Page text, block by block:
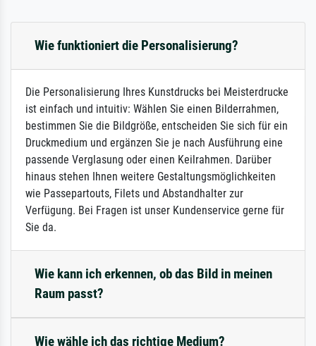
Wie funktioniert die Personalisierung?
Die Personalisierung Ihres Kunstdrucks bei Meisterdrucke
ist einfach und intuitiv: Wählen Sie einen Bilderrahmen,
bestimmen Sie die Bildgröße, entscheiden Sie sich für ein
Druckmedium und ergänzen Sie je nach Ausführung eine
passende Verglasung oder einen Keilrahmen. Darüber
hinaus stehen Ihnen weitere Gestaltungsmöglichkeiten
wie Passepartouts, Filets und Abstandhalter zur
Verfügung. Bei Fragen ist unser Kundenservice gerne für
Sie da.
Wie kann ich erkennen, ob das Bild in meinen
Raum passt?
Wie wähle ich das richtige Medium?